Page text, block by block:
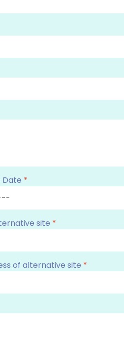
Date *
site *
of alternative site *